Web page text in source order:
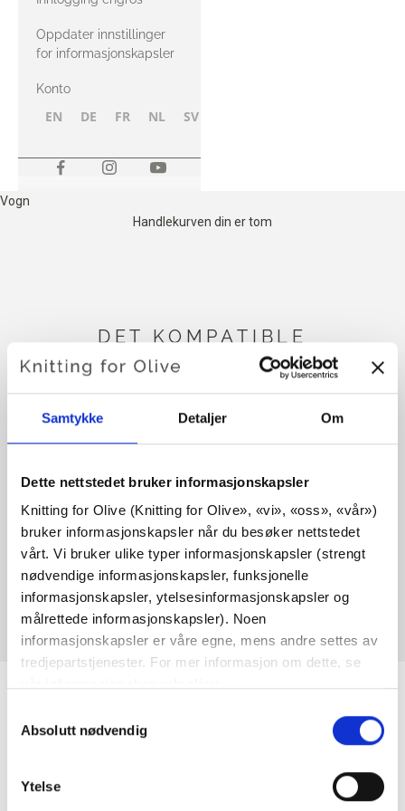
Samtykke Detaljer Om
Dette nettstedet bruker informasjonskapsler
Knitting for Olive (Knitting for Olive», «vi», «oss», «vår»)
bruker informasjonskapsler når du besøker nettstedet
vårt. Vi bruker ulike typer informasjonskapsler (strengt
nødvendige informasjonskapsler, funksjonelle
informasjonskapsler, ytelsesinformasjonskapsler og
målrettede informasjonskapsler). Noen
informasjonskapsler er våre egne, mens andre settes av
tredjepartstjenester. For mer informasjon om dette, se
som ikke er nødvendige for at nettstedet skal fungere.
Ditt samtykke innebærer at det kan plasseres
informasjonskapsler, og at vi, som behandlingsansvarlig,
kan behandle dine personopplysninger til de formålene
avAbsolutt nødvendig
Ytelse
Oppdater innstillinger
for informasjonskapsler
Konto
EN DE FR NL SV
Vogn
Handlekurven din er tom
DET KOMPATIBLE
COMPATIBLE CASHMERE
NEDENFOR ER KOMPATIBELT
MED DENNE HEAVY MERINO
COMPATIBLE CASHMERE
KOMPATIBEL MED HEAVY
MERINO - SOFT GREY
FORTSETT Å HANDLE
Mor og datter skaper strikkeoppskrifter og garn av høy